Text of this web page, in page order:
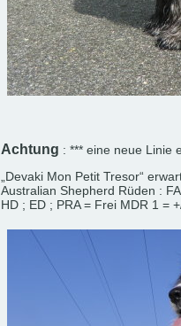
Achtung : *** eine neue Linie
„Devaki Mon Petit Tresor“
Australian Shepherd Rüden :
HD ; ED ; PRA = Frei MDR 1 =